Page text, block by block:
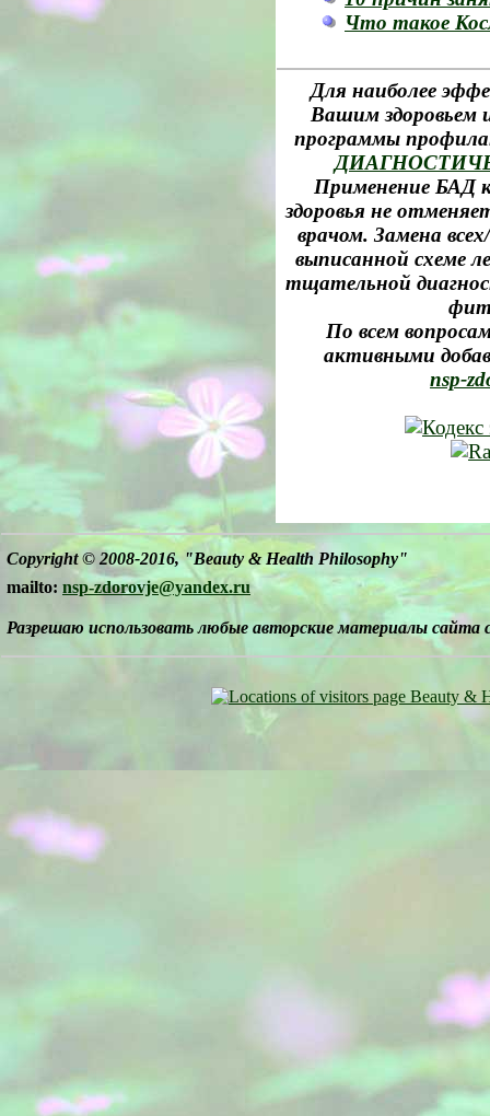
Что такое
Для наиболее
Вашим здоровьем
программы
Применение БАД
здоровья не
врачом. Замена
выписанной схеме
тщательной
По всем
активными
nsp-
Copyright © 2008-2016,"Beauty & Health Philosophy"
mailto: nsp-zdorovje@yandex.ru
Разрешаю использовать любые авторские материалы сайта